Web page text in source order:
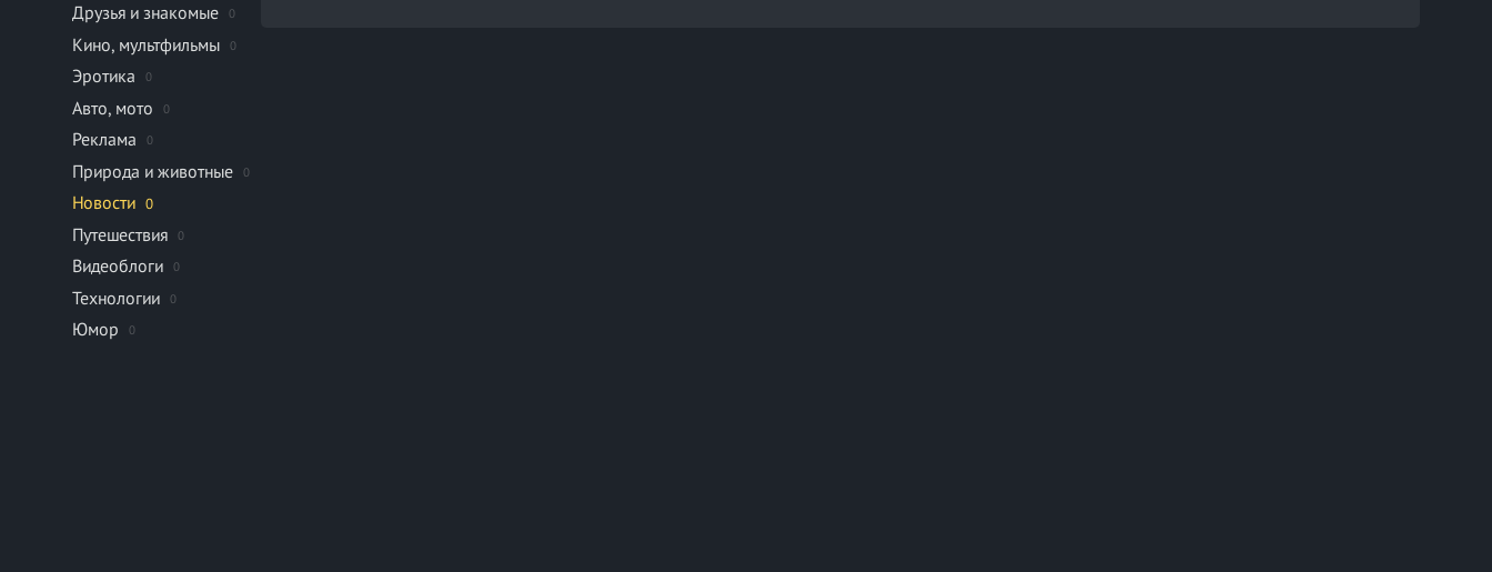
Друзья и знакомые 0
Кино, мультфильмы 0
Эротика 0
Авто, мото 0
Реклама 0
Природа и животные 0
Новости 0
Путешествия 0
Видеоблоги 0
Технологии 0
Юмор 0